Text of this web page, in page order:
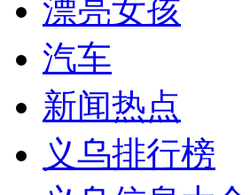
漂亮女孩
汽车
新闻热点
义乌排行榜